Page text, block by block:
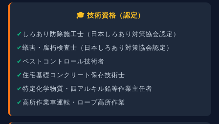
🎓 技術資格（認定）
しろあり防除施工士（日本しろあり対策協会認定）
蟻害・腐朽検査士（日本しろあり対策協会認定）
ペストコントロール技術者
住宅基礎コンクリート保存技術士
特定化学物質・四アルキル鉛等作業主任者
高所作業車運転・ロープ高所作業